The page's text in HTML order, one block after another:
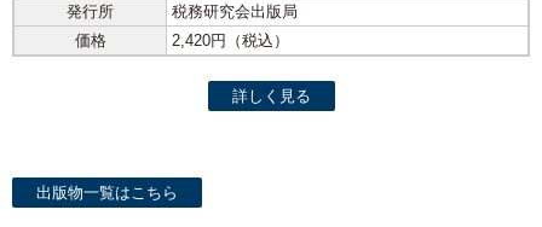
発行所
税務研究会出版局
価格
2,420円（税込）
詳しく見る
出版物一覧はこちら